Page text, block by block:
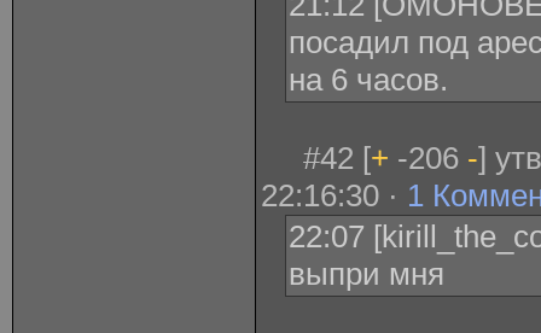
посадил под
на 6 часов.
#42 [+ -206 -]
22:16:30 · 1
22:07
выпри мня